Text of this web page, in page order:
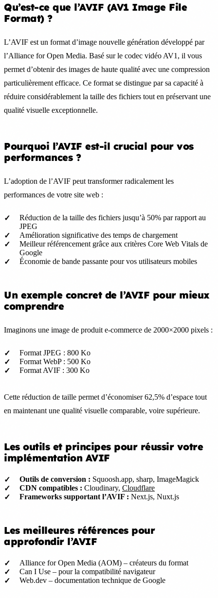
Qu’est-ce que l’AVIF (AV1 Image File
Format) ?
L’AVIF est un format d’image nouvelle génération développé par
l’Alliance for Open Media. Basé sur le codec vidéo AV1, il vous
permet d’obtenir des images de haute qualité avec une compression
particulièrement efficace. Ce format se distingue par sa capacité à
réduire considérablement la taille des fichiers tout en préservant une
qualité visuelle exceptionnelle.
Pourquoi l’AVIF est-il crucial pour vos
performances ?
L’adoption de l’AVIF peut transformer radicalement les
performances de votre site web :
Réduction de la taille des fichiers jusqu’à 50% par rapport au
JPEG
Amélioration significative des temps de chargement
Meilleur référencement grâce aux critères Core Web Vitals de
Google
Économie de bande passante pour vos utilisateurs mobiles
Un exemple concret de l’AVIF pour mieux
comprendre
Imaginons une image de produit e-commerce de 2000×2000 pixels :
Format JPEG : 800 Ko
Format WebP : 500 Ko
Format AVIF : 300 Ko
Cette réduction de taille permet d’économiser 62,5% d’espace tout
en maintenant une qualité visuelle comparable, voire supérieure.
Les outils et principes pour réussir votre
implémentation AVIF
Outils de conversion : Squoosh.app, sharp, ImageMagick
CDN compatibles : Cloudinary, Cloudflare
Frameworks supportant l’AVIF : Next.js, Nuxt.js
Les meilleures références pour
approfondir l’AVIF
Alliance for Open Media (AOM) – créateurs du format
Can I Use – pour la compatibilité navigateur
Web.dev – documentation technique de Google